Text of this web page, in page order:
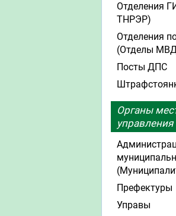
Отделения
ТНРЭР)
Отделения
(Отделы
Посты ДПС
Органы
управления
Префектуры
Управы